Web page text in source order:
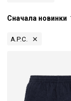
Сначала новинки
A.P.C.